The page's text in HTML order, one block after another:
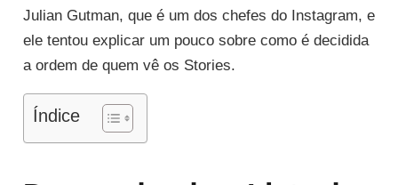
Julian Gutman, que é um dos chefes do Instagram, e
ele tentou explicar um pouco sobre como é decidida
a ordem de quem vê os Stories.
Índice